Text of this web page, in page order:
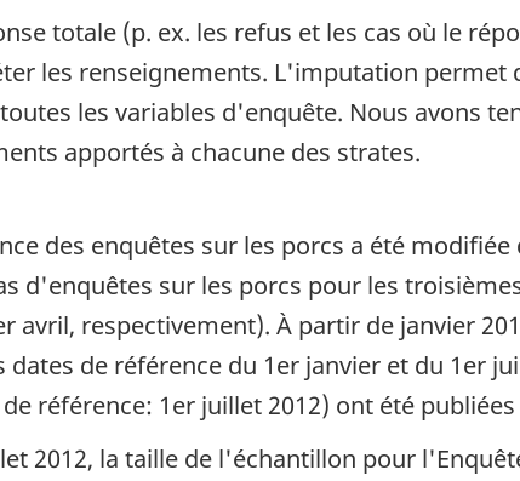
totale (p. ex. les refus et les cas où le
les renseignements. L'imputation permet
les variables d'enquête. Nous avons
apportés à chacune des strates.
des enquêtes sur les porcs a été
d'enquêtes sur les porcs pour les
avril, respectivement). À partir de janvier
de référence du 1er janvier et du 1er
référence: 1er juillet 2012) ont été publiées
2012, la taille de l'échantillon pour